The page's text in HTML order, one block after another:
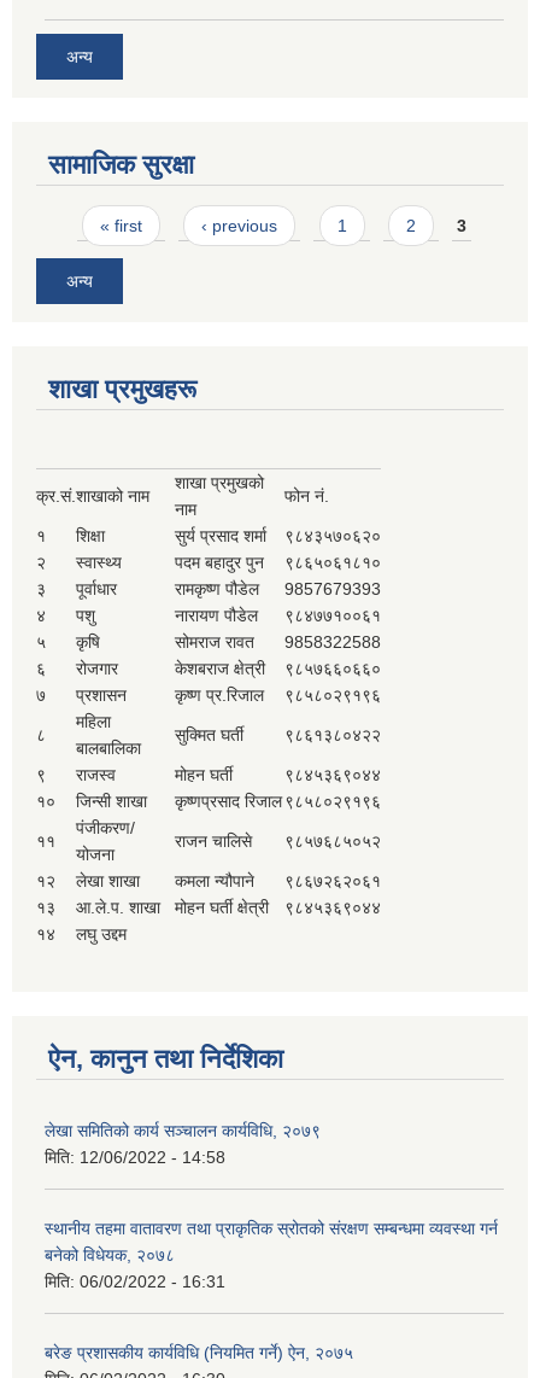
अन्य
सामाजिक सुरक्षा
Pages
« first ‹ previous 1 2 3
अन्य
शाखा प्रमुखहरू
क्र.सं.शाखाको नाम
शाखा प्रमुखको
नाम
फोन नं.
१ शिक्षा सुर्य प्रसाद शर्मा
९८४३५७०६२०
२
स्वास्थ्य पदम बहादुर पुन
९८६५०६१८१०
३
पूर्वाधार रामकृष्ण पौडेल
9857679393
४
पशु नारायण पौडेल
९८४७७१००६१
५
कृषि सोमराज रावत
9858322588
६
रोजगार केशबराज क्षेत्री
९८५७६६०६६०
७
प्रशासन कृष्ण प्र.रिजाल ९८५८०२९१९६
८
महिला
बालबालिका
सुक्मित घर्ती ९८६१३८०४२२
९ राजस्व मोहन घर्ती
९८४५३६९०४४
१०
जिन्सी शाखा कृष्णप्रसाद रिजाल९८५८०२९१९६
११
पंजीकरण/
योजना
राजन चालिसे ९८५७६८५०५२
१२ लेखा शाखा कमला न्यौपाने
९८६७२६२०६१
१३
आ.ले.प. शाखा मोहन घर्ती क्षेत्री
९८४५३६९०४४
१४
लघु उद्दम
ऐन, कानुन तथा निर्देशिका
लेखा समितिको कार्य सञ्चालन कार्यविधि, २०७९
मिति: 12/06/2022 - 14:58
स्थानीय तहमा वातावरण तथा प्राकृतिक स्रोतको संरक्षण सम्बन्धमा व्यवस्था गर्न
बनेको विधेयक, २०७८
मिति: 06/02/2022 - 16:31
बरेङ प्रशासकीय कार्यविधि (नियमित गर्ने) ऐन, २०७५